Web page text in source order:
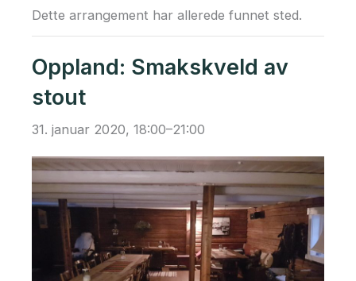
Dette arrangement har allerede funnet sted.
Oppland: Smakskveld av
stout
31. januar 2020, 18:00–21:00